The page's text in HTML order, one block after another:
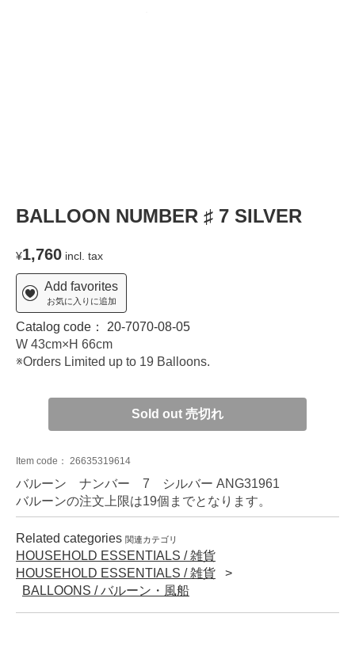
BALLOON NUMBER ♯ 7 SILVER
¥1,760 incl. tax
Add favorites
お気に入りに追加
Catalog code： 20-7070-08-05
W 43cm×H 66cm
※Orders Limited up to 19 Balloons.
Sold out 売切れ
Item code： 26635319614
バルーン ナンバー 7 シルバー ANG31961
バルーンの注文上限は19個までとなります。
Related categories 関連カテゴリ
HOUSEHOLD ESSENTIALS / 雑貨
HOUSEHOLD ESSENTIALS / 雑貨
BALLOONS / バルーン・風船